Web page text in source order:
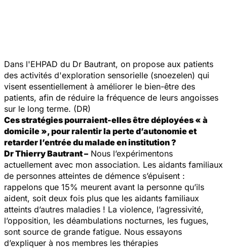
Dans l'EHPAD du Dr Bautrant, on propose aux patients
des activités d'exploration sensorielle (snoezelen) qui
visent essentiellement à améliorer le bien-être des
patients, afin de réduire la fréquence de leurs angoisses
sur le long terme. (DR)
Ces stratégies pourraient-elles être déployées « à
domicile », pour ralentir la perte d’autonomie et
retarder l’entrée du malade en institution ?
Dr Thierry Bautrant – Nous l’expérimentons
actuellement avec mon association. Les aidants familiaux
de personnes atteintes de démence s’épuisent :
rappelons que 15% meurent avant la personne qu’ils
aident, soit deux fois plus que les aidants familiaux
atteints d’autres maladies ! La violence, l’agressivité,
l’opposition, les déambulations nocturnes, les fugues,
sont source de grande fatigue. Nous essayons
d’expliquer à nos membres les thérapies